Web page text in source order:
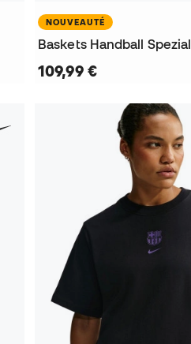
NOUVEAUTÉ
Baskets Handball Spezial
109,99 €